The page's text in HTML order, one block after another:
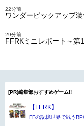
22分前
ワンダーピックアップ
29分前
FFRKミニレポート～第
[PR]編集部おすすめゲーム!!
【FFRK】
FFの記憶世界で戦う